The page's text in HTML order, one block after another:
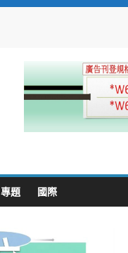
專題 國際